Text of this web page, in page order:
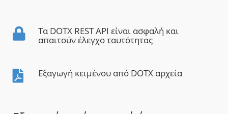
Τα DOTX REST API είναι ασφαλή και
απαιτούν έλεγχο ταυτότητας
Εξαγωγή κειμένου από DOTX αρχεία